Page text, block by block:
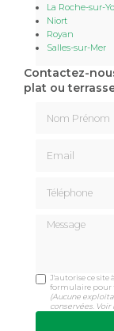
La Roche-sur-
Niort
Royan
Salles-sur-Mer
Contactez-
plat ou
Message
J'autorise ce site
formulaire pour
(Aucune
conservées. Voir